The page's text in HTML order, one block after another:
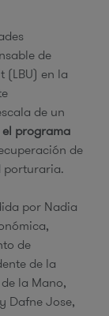
de
(LBU) en la
de un
programa
de
porturaria.
por Nadia
de
de la
la Mano,
Dafne Jose,